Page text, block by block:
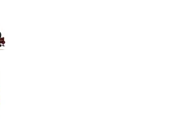
63
63.5
65
68
70
76